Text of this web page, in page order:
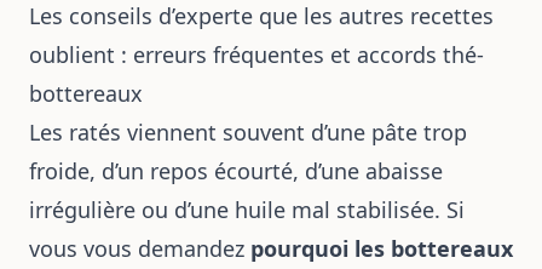
Les conseils d’experte que les autres recettes
oublient : erreurs fréquentes et accords thé-
bottereaux
Les ratés viennent souvent d’une pâte trop
froide, d’un repos écourté, d’une abaisse
irrégulière ou d’une huile mal stabilisée. Si
vous vous demandez pourquoi les bottereaux